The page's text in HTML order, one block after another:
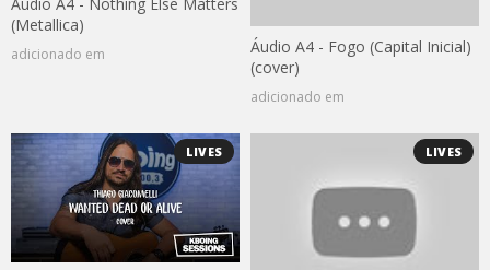
(Metallica)
adicionado em
Áudio A4 - Fogo (Capital Inicial)
(cover)
adicionado em
LIVES LIVES